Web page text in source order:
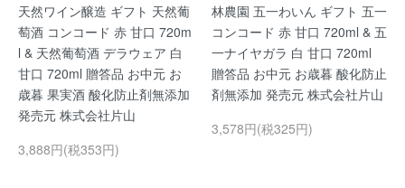
天然ワイン醸造 ギフト 天然葡
萄酒 コンコード 赤 甘口 720m
l & 天然葡萄酒 デラウェア 白
甘口 720ml 贈答品 お中元 お
歳暮 果実酒 酸化防止剤無添加
発売元 株式会社片山
3,888円(税353円)
林農園 五一わいん ギフト 五一
コンコード 赤 甘口 720ml & 五
一ナイヤガラ 白 甘口 720ml
贈答品 お中元 お歳暮 酸化防止
剤無添加 発売元 株式会社片山
3,578円(税325円)